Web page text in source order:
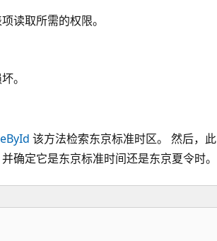
读取所需的权限。
。
该方法检索东京标准时区。 然后，此
确定它是东京标准时间还是东京夏令时。